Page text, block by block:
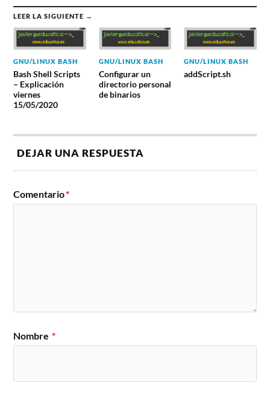
LEER LA SIGUIENTE →
GNU/LINUX BASH
Bash Shell Scripts
– Explicación
viernes
15/05/2020
GNU/LINUX BASH
Configurar un
directorio personal
de binarios
GNU/LINUX BASH
addScript.sh
DEJAR UNA RESPUESTA
Comentario*
Nombre *